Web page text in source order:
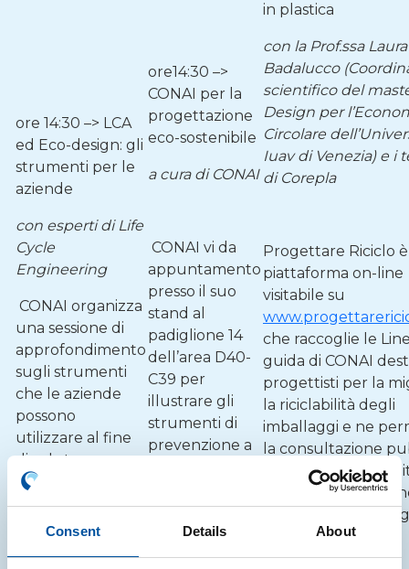
Consent Details About
ore 14:30 –> LCA
ed Eco-design: gli
strumenti per le
aziende
con esperti di Life
Cycle
Engineering
CONAI organizza
una sessione di
approfondimento
sugli strumenti
che le aziende
possono
utilizzare al fine
di valutare e
ridurre l’impatto
ambientale dei
propri imballaggi
ore14:30 –>
CONAI per la
progettazione
eco-sostenibile
a cura di CONAI
CONAI vi da
appuntamento
presso il suo
stand al
padiglione 14
dell’area D40-
C39 per
illustrare gli
strumenti di
prevenzione a
consorziate
che intendono
valorizzare e
in plastica
con la Prof.ssa Laura
Badalucco
scientifico del
Design per
Circolare
Iuav di Venezia) e i
di Corepla
Progettare Riciclo
piattaforma on-line
visitabile su
che raccoglie le
guida di CONAI
progettisti per la
la riciclabilità degli
imballaggi e ne
la consultazione
divenendo un
discussione
sulla riciclabilità
imballaggi.